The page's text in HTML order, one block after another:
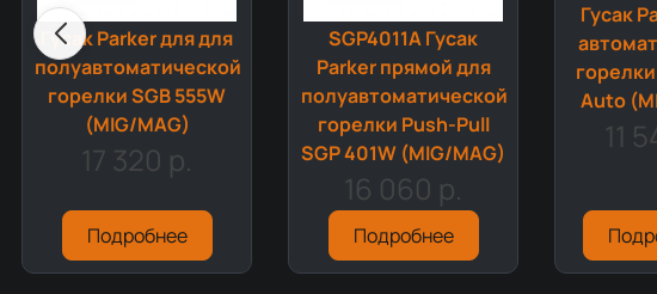
Гусак Parker для для
полуавтоматической
горелки SGB 555W
(MIG/MAG)
17 320 р.
Подробнее
SGP4011A Гусак
Parker прямой для
полуавтоматической
горелки Push-Pull
SGP 401W (MIG/MAG)
16 060 р.
Подробнее
Гусак
Auto
11